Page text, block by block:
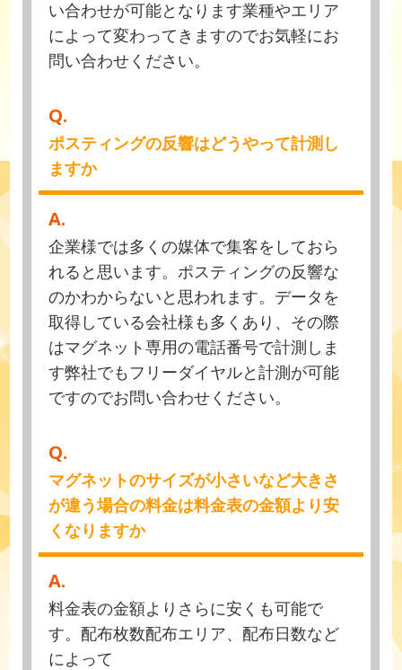
い合わせが可能となります業種やエリア
によって変わってきますのでお気軽にお
問い合わせください。
Q.
ポスティングの反響はどうやって計測し
ますか
A.
企業様では多くの媒体で集客をしておら
れると思います。ポスティングの反響な
のかわからないと思われます。データを
取得している会社様も多くあり、その際
はマグネット専用の電話番号で計測しま
す弊社でもフリーダイヤルと計測が可能
ですのでお問い合わせください。
Q.
マグネットのサイズが小さいなど大きさ
が違う場合の料金は料金表の金額より安
くなりますか
A.
料金表の金額よりさらに安くも可能で
す。配布枚数配布エリア、配布日数など
によって